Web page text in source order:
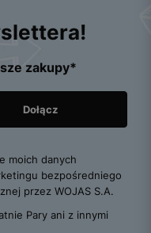
zakupy*
moich danych
bezpośredniego
przez WOJAS S.A.
Pary ani z innymi